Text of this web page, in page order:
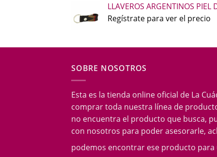
LLAVEROS ARGENTINOS PIEL
Regístrate para ver el precio
SOBRE NOSOTROS
Esta es la tienda online oficial de La
comprar toda nuestra línea de
no encuentra el producto que busca,
con nosotros para poder asesorarle,
podemos encontrar ese producto para